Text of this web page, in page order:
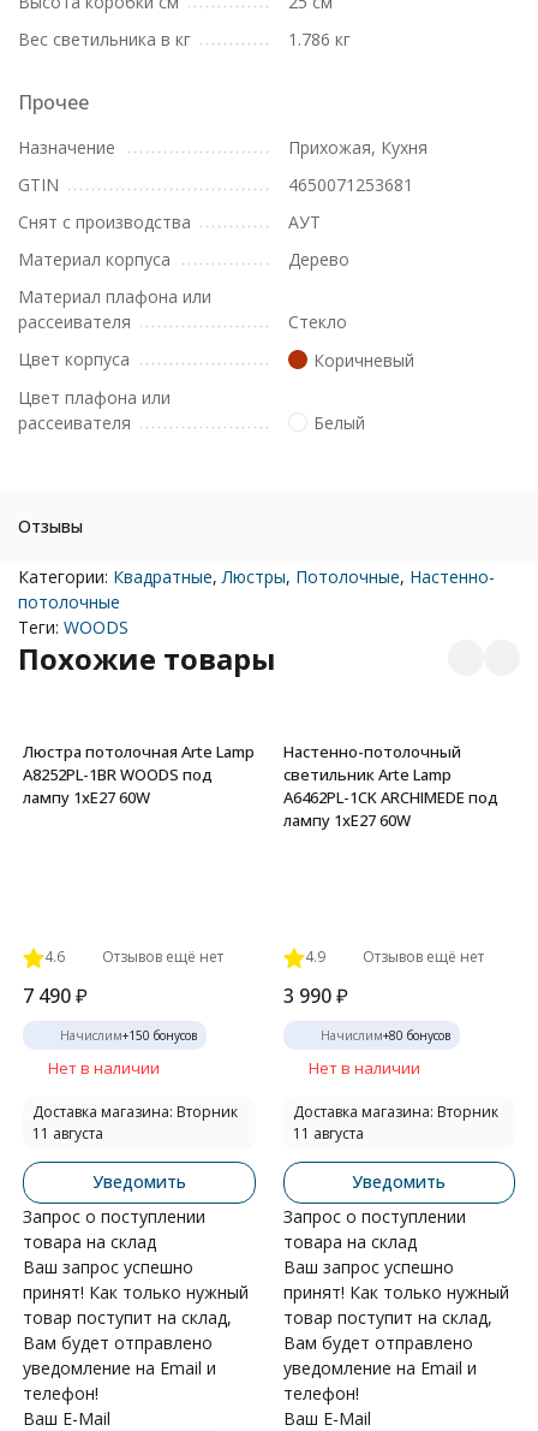
Вес светильника в кг
1.786 кг
Прочее
Назначение
Прихожая, Кухня
GTIN
4650071253681
Снят с производства
АУТ
Материал корпуса
Дерево
Материал плафона или
рассеивателя
Стекло
Цвет корпуса
Коричневый
Цвет плафона или
рассеивателя
Белый
Отзывы
Категории: Квадратные, Люстры, Потолочные, Настенно-
потолочные
Теги: WOODS
Похожие товары
Люстра потолочная Arte Lamp
A8252PL-1BR WOODS под
лампу 1xE27 60W
4.6 Отзывов ещё нет
7 490₽
Начислим+150 бонусов
Нет в наличии
Доставка магазина: Вторник
11 августа
Уведомить
Запрос о поступлении
товара на склад
Ваш запрос успешно
принят! Как только нужный
товар поступит на склад,
Вам будет отправлено
уведомление на Email и
телефон!
Ваш E-Mail
Настенно-потолочный
светильник Arte Lamp
A6462PL-1CK ARCHIMEDE под
лампу 1xE27 60W
4.9 Отзывов ещё нет
3 990 ₽
Начислим+80 бонусов
Нет в наличии
Доставка магазина: Вторник
11 августа
Уведомить
Запрос о поступлении
товара на склад
Ваш запрос успешно
принят! Как только нужный
товар поступит на склад,
Вам будет отправлено
уведомление на Email и
телефон!
Ваш E-Mail